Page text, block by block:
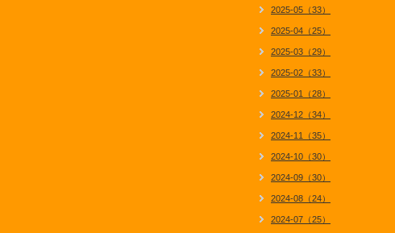
2025-05（33）
2025-04（25）
2025-03（29）
2025-02（33）
2025-01（28）
2024-12（34）
2024-11（35）
2024-10（30）
2024-09（30）
2024-08（24）
2024-07（25）